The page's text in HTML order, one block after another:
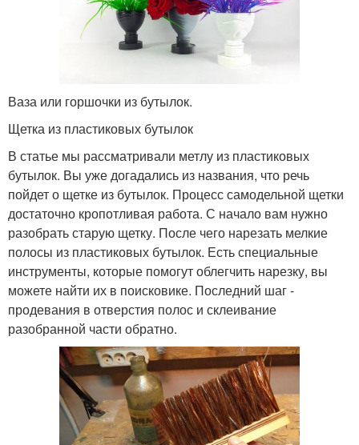
Ваза или горшочки из бутылок.
Щетка из пластиковых бутылок
В статье мы рассматривали метлу из пластиковых
бутылок. Вы уже догадались из названия, что речь
пойдет о щетке из бутылок. Процесс самодельной щетки
достаточно кропотливая работа. С начало вам нужно
разобрать старую щетку. После чего нарезать мелкие
полосы из пластиковых бутылок. Есть специальные
инструменты, которые помогут облегчить нарезку, вы
можете найти их в поисковике. Последний шаг -
продевания в отверстия полос и склеивание
разобранной части обратно.